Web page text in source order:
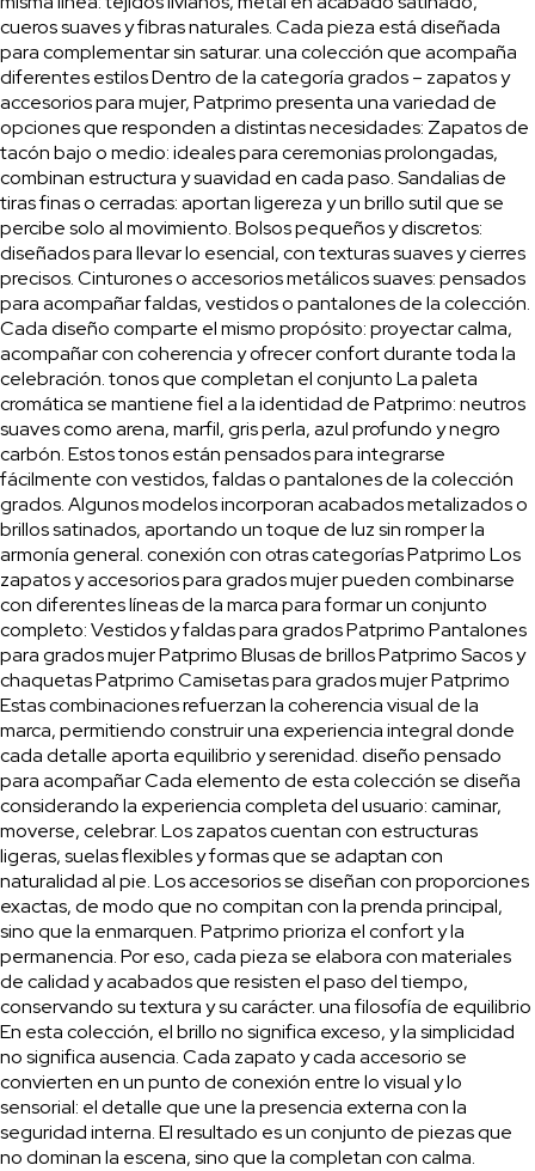
cueros suaves y fibras naturales. Cada pieza está diseñada
para complementar sin saturar. una colección que acompaña
diferentes estilos Dentro de la categoría grados – zapatos y
accesorios para mujer, Patprimo presenta una variedad de
opciones que responden a distintas necesidades: Zapatos de
tacón bajo o medio: ideales para ceremonias prolongadas,
combinan estructura y suavidad en cada paso. Sandalias de
tiras finas o cerradas: aportan ligereza y un brillo sutil que se
percibe solo al movimiento. Bolsos pequeños y discretos:
diseñados para llevar lo esencial, con texturas suaves y cierres
precisos. Cinturones o accesorios metálicos suaves: pensados
para acompañar faldas, vestidos o pantalones de la colección.
Cada diseño comparte el mismo propósito: proyectar calma,
acompañar con coherencia y ofrecer confort durante toda la
celebración. tonos que completan el conjunto La paleta
cromática se mantiene fiel a la identidad de Patprimo: neutros
suaves como arena, marfil, gris perla, azul profundo y negro
carbón. Estos tonos están pensados para integrarse
fácilmente con vestidos, faldas o pantalones de la colección
grados. Algunos modelos incorporan acabados metalizados o
brillos satinados, aportando un toque de luz sin romper la
armonía general. conexión con otras categorías Patprimo Los
zapatos y accesorios para grados mujer pueden combinarse
con diferentes líneas de la marca para formar un conjunto
completo: Vestidos y faldas para grados Patprimo Pantalones
para grados mujer Patprimo Blusas de brillos Patprimo Sacos y
chaquetas Patprimo Camisetas para grados mujer Patprimo
Estas combinaciones refuerzan la coherencia visual de la
marca, permitiendo construir una experiencia integral donde
cada detalle aporta equilibrio y serenidad. diseño pensado
para acompañar Cada elemento de esta colección se diseña
considerando la experiencia completa del usuario: caminar,
moverse, celebrar. Los zapatos cuentan con estructuras
ligeras, suelas flexibles y formas que se adaptan con
naturalidad al pie. Los accesorios se diseñan con proporciones
exactas, de modo que no compitan con la prenda principal,
sino que la enmarquen. Patprimo prioriza el confort y la
permanencia. Por eso, cada pieza se elabora con materiales
de calidad y acabados que resisten el paso del tiempo,
conservando su textura y su carácter. una filosofía de equilibrio
En esta colección, el brillo no significa exceso, y la simplicidad
no significa ausencia. Cada zapato y cada accesorio se
convierten en un punto de conexión entre lo visual y lo
sensorial: el detalle que une la presencia externa con la
seguridad interna. El resultado es un conjunto de piezas que
no dominan la escena, sino que la completan con calma.